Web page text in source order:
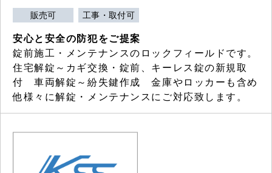
販売可 工事・取付可
安心と安全の防犯をご提案
錠前施工・メンテナンスのロックフィールドです。
住宅解錠～カギ交換・錠前、キーレス錠の新規取
付 車両解錠～紛失鍵作成 金庫やロッカーも含め
他様々に解錠・メンテナンスにご対応致します。